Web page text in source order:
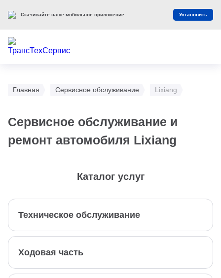
Главная Сервисное обслуживание Lixiang
Сервисное обслуживание и
ремонт автомобиля Lixiang
Каталог услуг
Техническое обслуживание
Ходовая часть
Скачивайте наше мобильное приложение Установить